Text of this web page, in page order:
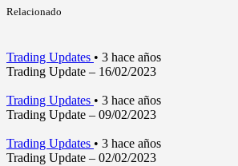
Relacionado
Trading Updates • 3 hace años
Trading Update – 16/02/2023
Trading Updates • 3 hace años
Trading Update – 09/02/2023
Trading Updates • 3 hace años
Trading Update – 02/02/2023